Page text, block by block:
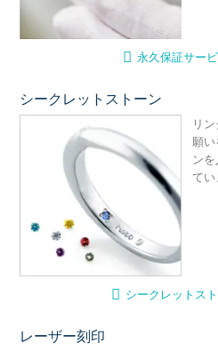
永久保証サー
シークレットストーン
リ
願
ン
てい
シークレットス
レーザー刻印